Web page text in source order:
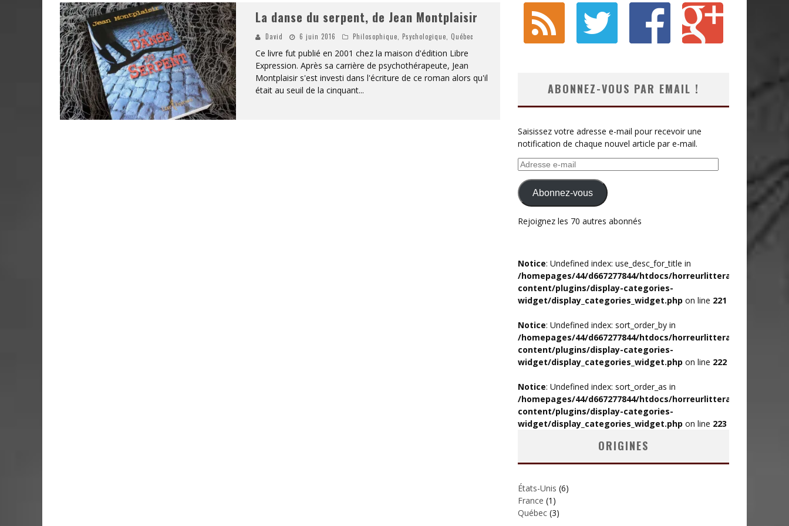
La danse du serpent, de Jean Montplaisir
David 6 juin 2016 Philosophique Psychologique Québec
Ce livre fut publié en 2001 chez la maison d'édition Libre
Expression. Après sa carrière de psychothérapeute, Jean
Montplaisir s'est investi dans l'écriture de ce roman alors qu'il
était au seuil de la cinquant... ABONNEZ-VOUS PAR EMAIL !
Saisissez votre adresse e-mail pour recevoir une
notification de chaque nouvel article par e-mail.
Adresse
mail Abonnez-vous
Rejoignez les 70 autres abonnés
Notice: Undefined index: use_desc_for_title in
/homepages/44/d667277844/htdocs/horreurlitteraire/wp-
content/plugins/display-categories-
widget/display_categories_widget.php on line 221
Notice: Undefined index: sort_order_by in
/homepages/44/d667277844/htdocs/horreurlitteraire/wp-
content/plugins/display-categories-
widget/display_categories_widget.php on line 222
Notice: Undefined index: sort_order_as in
/homepages/44/d667277844/htdocs/horreurlitteraire/wp-
content/plugins/display-categories-
widget/display_categories_widget.php on line 223
ORIGINES
États-Unis (6)
France (1)
Québec (3)